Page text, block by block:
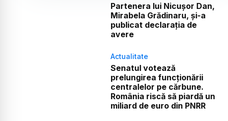
Partenera lui Nicușor Dan,
Mirabela Grădinaru, și-a
publicat declarația de
avere
Actualitate
Senatul votează
prelungirea funcționării
centralelor pe cărbune.
România riscă să piardă un
miliard de euro din PNRR